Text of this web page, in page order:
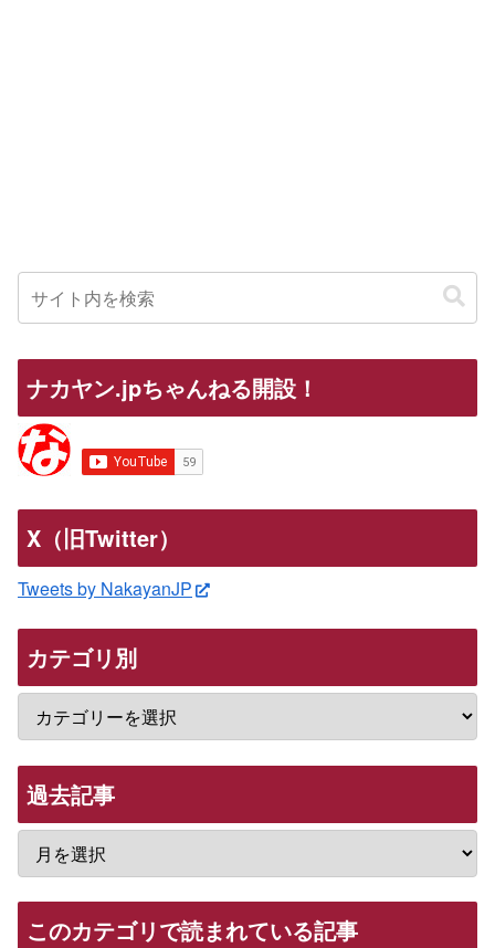
ナカヤン.jpちゃんねる開設！
X（旧Twitter）
Tweets by NakayanJP
カテゴリ別
過去記事
このカテゴリで読まれている記事